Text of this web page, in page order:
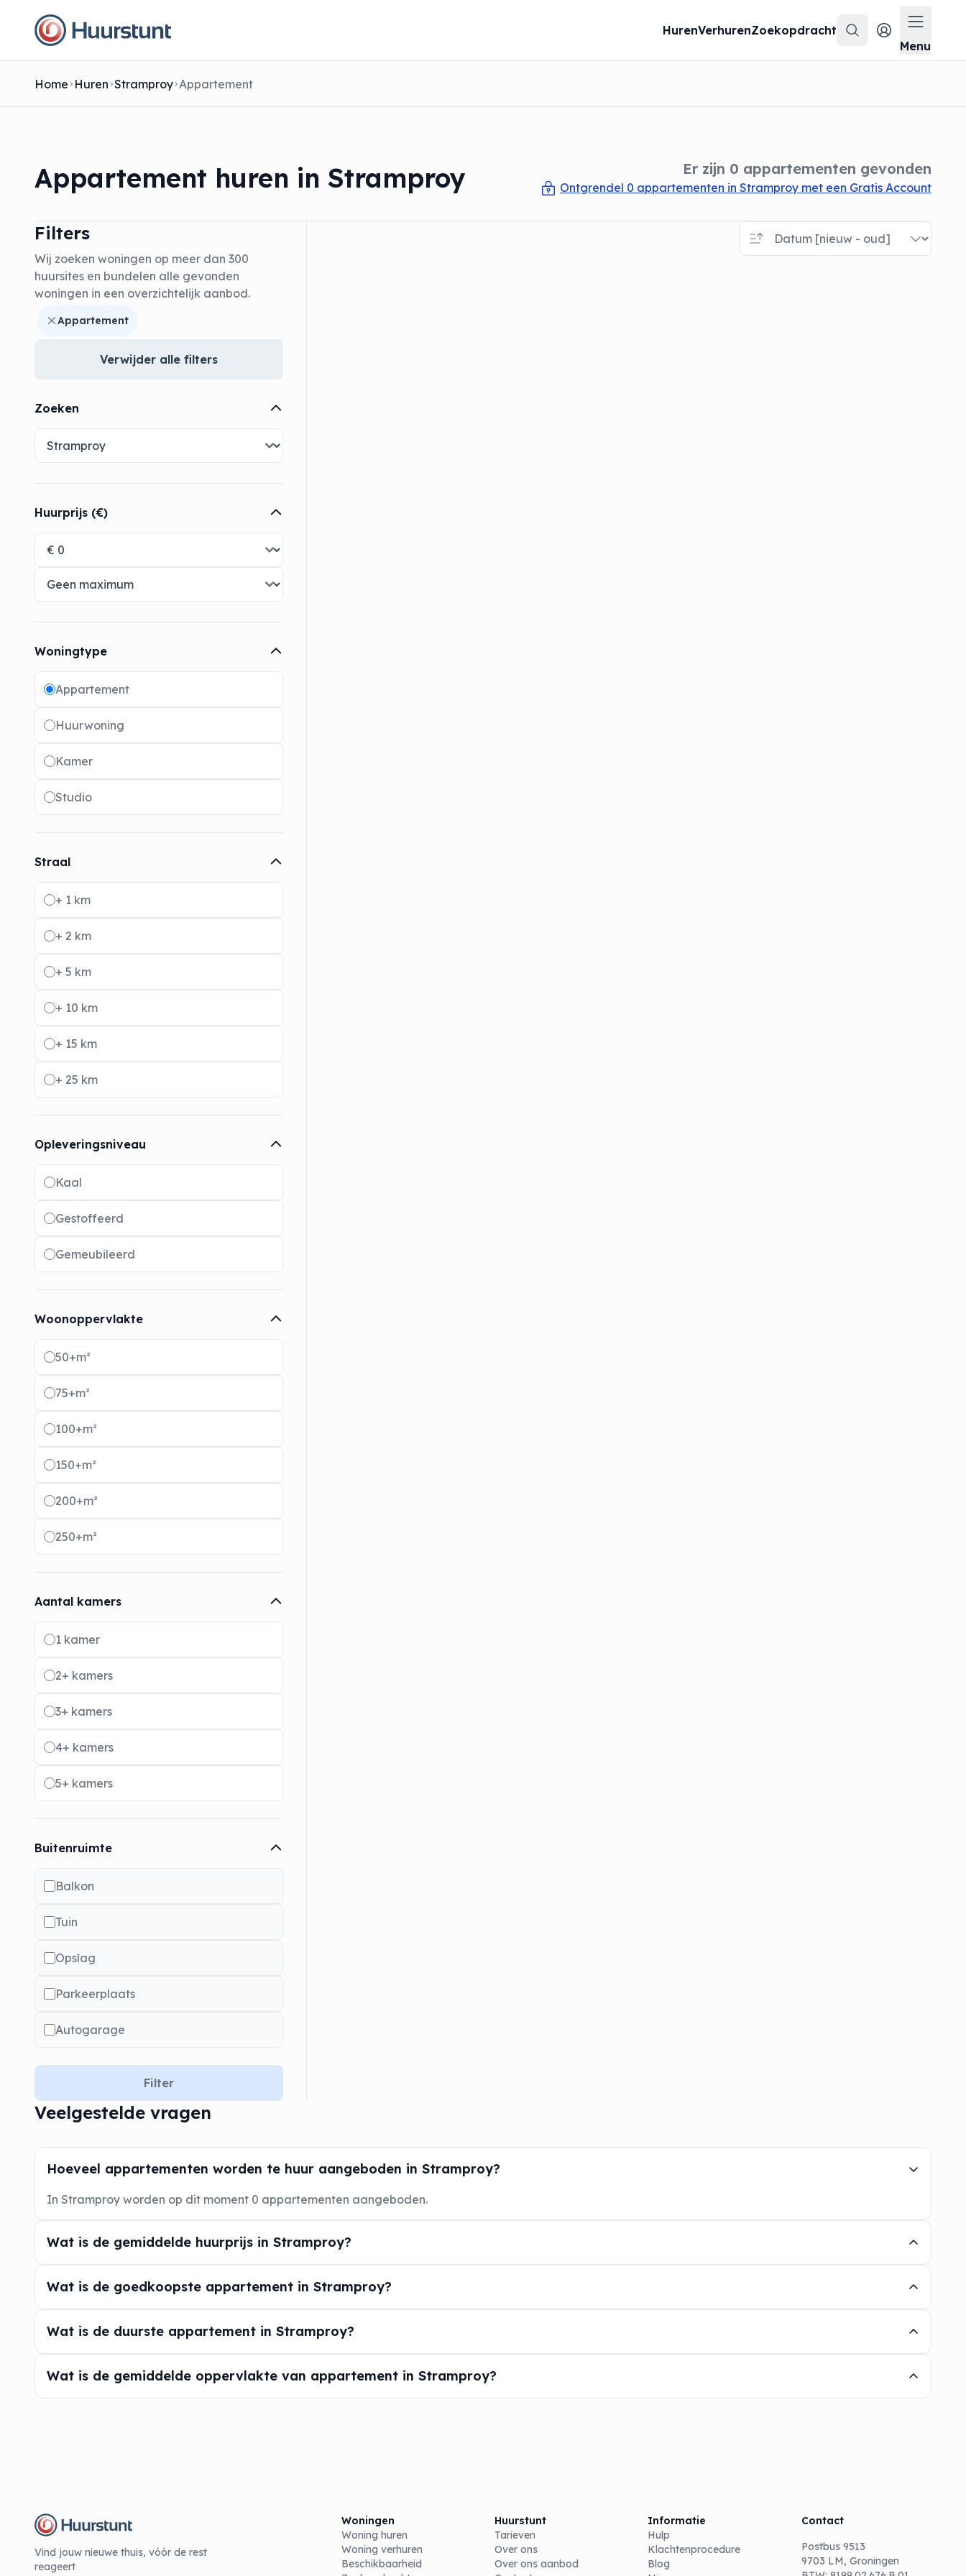
HurenVerhurenZoekopdracht
Zoeken
Menu
Menu
Home Huren Stramproy Appartement
Appartement huren in Stramproy Er zijn 0 appartementen gevonden
Ontgrendel 0 appartementen in Stramproy met een Gratis Account
Filters
Wij zoeken woningen op meer dan 300
huursites en bundelen alle gevonden
woningen in een overzichtelijk aanbod.
Appartement
Verwijder alle filters
Zoeken
Huurprijs (€)
Woningtype
Radio buttons
Appartement
Huurwoning
Kamer
Studio
Straal
Radio buttons
+ 1 km
+ 2 km
+ 5 km
+ 10 km
+ 15 km
+ 25 km
Opleveringsniveau
Radio buttons
Kaal
Gestoffeerd
Gemeubileerd
Woonoppervlakte
Radio buttons
50+m²
75+m²
100+m²
150+m²
200+m²
250+m²
Aantal kamers
Radio buttons
1 kamer
2+ kamers
3+ kamers
4+ kamers
5+ kamers
Buitenruimte
Balkon
Tuin
Opslag
Parkeerplaats
Autogarage
Filter
Veelgestelde vragen
Hoeveel appartementen worden te huur aangeboden in Stramproy?
In Stramproy worden op dit moment 0 appartementen aangeboden.
Wat is de gemiddelde huurprijs in Stramproy?
Wat is de goedkoopste appartement in Stramproy?
Wat is de duurste appartement in Stramproy?
Wat is de gemiddelde oppervlakte van appartement in Stramproy?
Vind jouw nieuwe thuis, vóór de rest
reageert
Woningen
Woning huren
Woning verhuren
Beschikbaarheid
Huurstunt
Tarieven
Over ons
Over ons aanbod
Informatie
Hulp
Klachtenprocedure
Blog
Contact
Postbus 9513
9703 LM, Groningen